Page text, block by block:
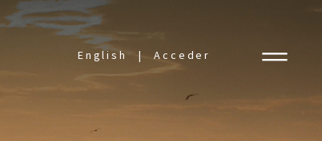
English Acceder